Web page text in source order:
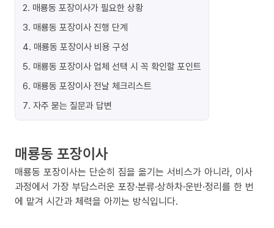
2. 매룡동 포장이사가 필요한 상황
3. 매룡동 포장이사 진행 단계
4. 매룡동 포장이사 비용 구성
5. 매룡동 포장이사 업체 선택 시 꼭 확인할 포인트
6. 매룡동 포장이사 전날 체크리스트
7. 자주 묻는 질문과 답변
매룡동 포장이사
매룡동 포장이사는 단순히 짐을 옮기는 서비스가 아니라, 이사
과정에서 가장 부담스러운 포장·분류·상하차·운반·정리를 한 번
에 맡겨 시간과 체력을 아끼는 방식입니다.